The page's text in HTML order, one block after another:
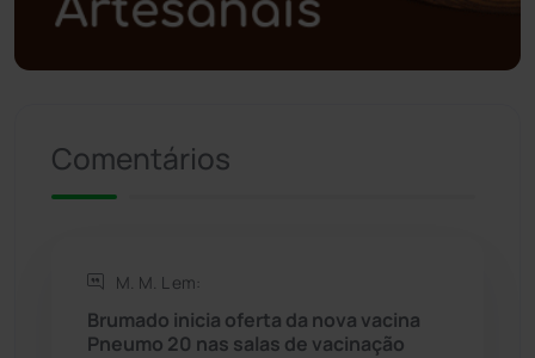
Presidente Jânio Qu... (125)
Rio de Contas
Rio do Antônio
Rio do Pires
Comentários
M. M. L em:
Brumado inicia oferta da nova vacina
Pneumo 20 nas salas de vacinação